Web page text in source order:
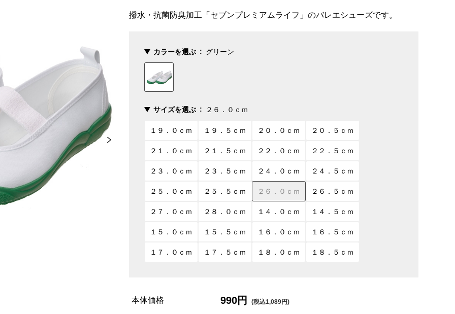
撥水・抗菌防臭加工「セブンプレミアムライフ」のバレエシューズです。
カラーを選ぶ グリーン
サイズを選ぶ ２６．０ｃｍ
１９．０ｃｍ １９．５ｃｍ ２０．０ｃｍ ２０．５ｃｍ
２１．０ｃｍ ２１．５ｃｍ ２２．０ｃｍ ２２．５ｃｍ
２３．０ｃｍ ２３．５ｃｍ ２４．０ｃｍ ２４．５ｃｍ
２５．０ｃｍ ２５．５ｃｍ ２６．０ｃｍ ２６．５ｃｍ
２７．０ｃｍ ２８．０ｃｍ １４．０ｃｍ １４．５ｃｍ
１５．０ｃｍ １５．５ｃｍ １６．０ｃｍ １６．５ｃｍ
１７．０ｃｍ １７．５ｃｍ １８．０ｃｍ １８．５ｃｍ
本体価格 990円 (税込1,089円)